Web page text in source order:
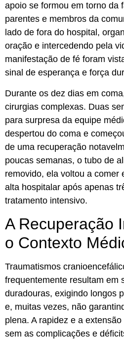
apoio se formou em torno da
parentes e membros da
lado de fora do hospital,
oração e intercedendo pela
manifestação de fé foram
sinal de esperança e força
Durante os dez dias em
cirurgias complexas. Duas
para surpresa da equipe
despertou do coma e
de uma recuperação
poucas semanas, o tubo de
removido, ela voltou a comer
alta hospitalar após apenas
tratamento intensivo.
A Recuperação
o Contexto
Traumatismos
frequentemente resultam em
duradouras, exigindo longos
e, muitas vezes, não
plena. A rapidez e a
sem as complicações e